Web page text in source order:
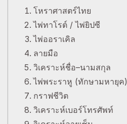
โหราศาสตร์ไทย
ไพ่ทาโรต์ / ไพ่ยิปซี
ไพ่ออราเคิล
ลายมือ
วิเคราะห์ชื่อ–นามสกุล
ไพ่พระราหู (ทักษามหายุค)
กราฟชีวิต
วิเคราะห์เบอร์โทรศัพท์